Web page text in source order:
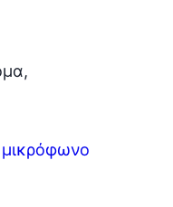
μικρόφωνο